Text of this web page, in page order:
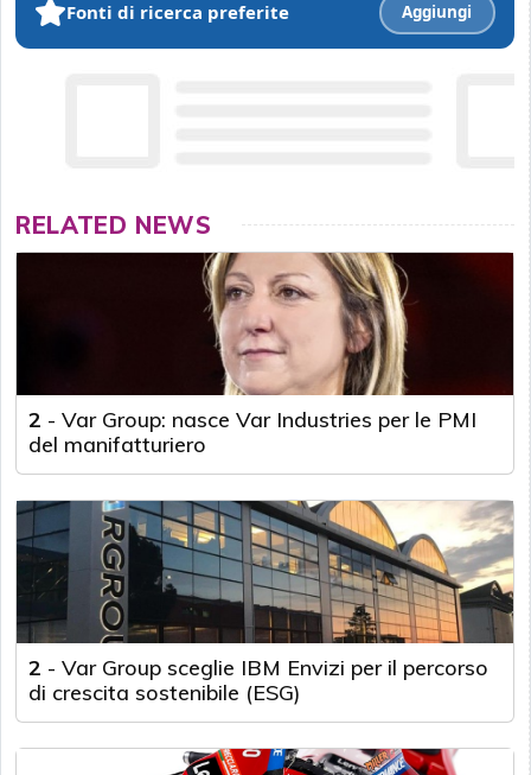
Fonti di ricerca preferite Aggiungi
RELATED NEWS
2 - Var Group: nasce Var Industries per le PMI
del manifatturiero
2 - Var Group sceglie IBM Envizi per il percorso
di crescita sostenibile (ESG)